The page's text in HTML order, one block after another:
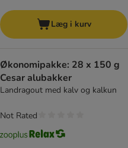
Læg i kurv
Økonomipakke: 28 x 150 g
Cesar alubakker
Landragout med kalv og kalkun
Not Rated